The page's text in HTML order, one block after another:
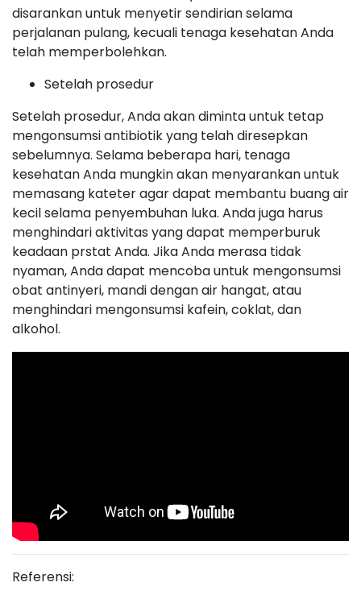
disarankan untuk menyetir sendirian selama
perjalanan pulang, kecuali tenaga kesehatan Anda
telah memperbolehkan.
Setelah prosedur
Setelah prosedur, Anda akan diminta untuk tetap
mengonsumsi antibiotik yang telah diresepkan
sebelumnya. Selama beberapa hari, tenaga
kesehatan Anda mungkin akan menyarankan untuk
memasang kateter agar dapat membantu buang air
kecil selama penyembuhan luka. Anda juga harus
menghindari aktivitas yang dapat memperburuk
keadaan prstat Anda. Jika Anda merasa tidak
nyaman, Anda dapat mencoba untuk mengonsumsi
obat antinyeri, mandi dengan air hangat, atau
menghindari mengonsumsi kafein, coklat, dan
alkohol.
Referensi: